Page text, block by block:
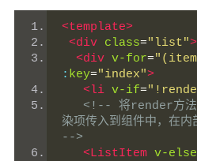
<template>
<div class="list">
<div v-for=
: key="index">
<li v-if=
<!-- 将render方法
染项传入到组件中，在
-->
<ListItem v-else